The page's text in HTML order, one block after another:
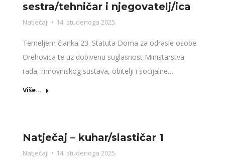
sestra/tehničar i njegovatelj/ica
Natječaji 14. studenoga 2025.
Temeljem članka 23. Statuta Doma za odrasle osobe
Orehovica te uz dobivenu suglasnost Ministarstva
rada, mirovinskog sustava, obitelji i socijalne…
Više...
Natječaj – kuhar/slastičar 1
Natječaji 14. studenoga 2025.